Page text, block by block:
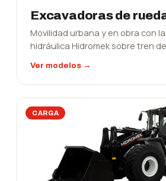
Excavadoras de
Movilidad urbana y en obra con
hidráulica Hidromek sobre tren
Ver modelos →
CARGA